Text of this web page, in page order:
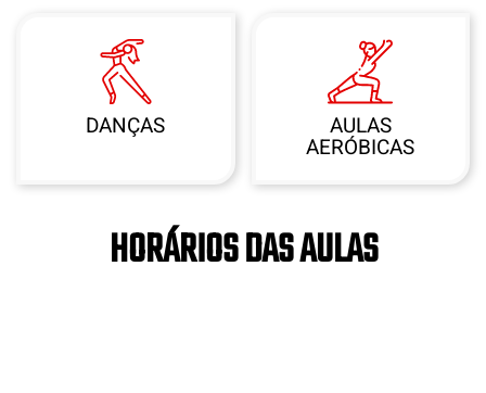
DANÇAS AULAS
AERÓBICAS
HORÁRIOS DAS AULAS